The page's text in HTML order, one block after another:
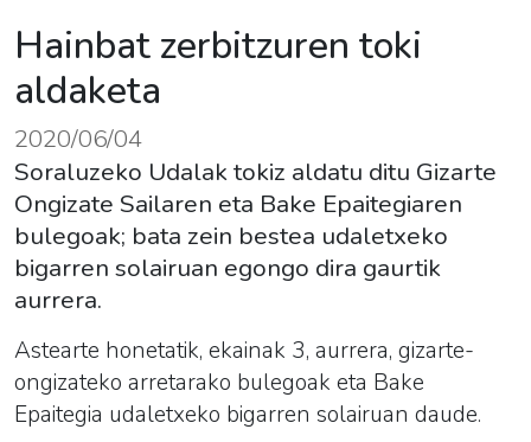
Hainbat zerbitzuren toki
aldaketa
2020/06/04
Soraluzeko Udalak tokiz aldatu ditu Gizarte
Ongizate Sailaren eta Bake Epaitegiaren
bulegoak; bata zein bestea udaletxeko
bigarren solairuan egongo dira gaurtik
aurrera.
Astearte honetatik, ekainak 3, aurrera, gizarte-
ongizateko arretarako bulegoak eta Bake
Epaitegia udaletxeko bigarren solairuan daude.